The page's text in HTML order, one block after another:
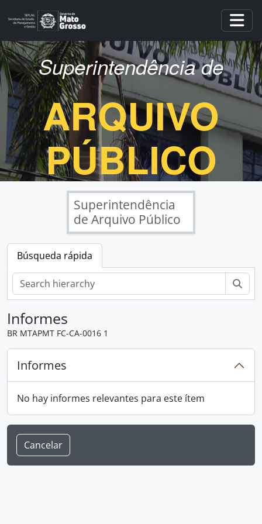
Skip to main content
Superintendência de
ARQUIVO
PÚBLICO
Superintendência
de Arquivo Público
Búsqueda rápida
Informes
BR MTAPMT FC-CA-0016 1
Informes
No hay informes relevantes para este ítem
Cancelar